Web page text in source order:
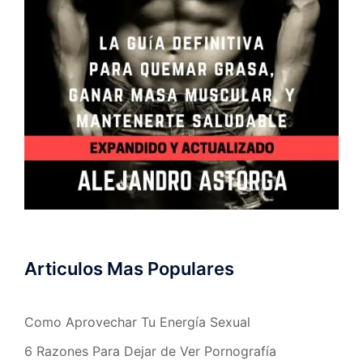
Articulos Mas Populares
Como Aprovechar Tu Energía Sexual
6 Razones Para Dejar de Ver Pornografía